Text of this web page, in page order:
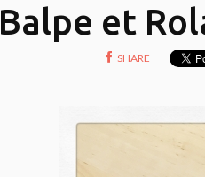
Balpe et
SHARE